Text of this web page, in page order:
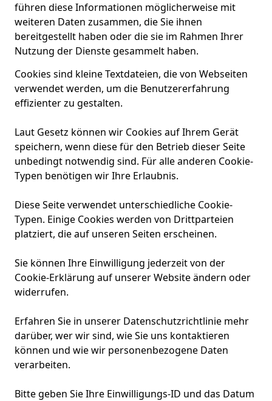
führen diese Informationen möglicherweise mit
weiteren Daten zusammen, die Sie ihnen
bereitgestellt haben oder die sie im Rahmen Ihrer
Nutzung der Dienste gesammelt haben.
Cookies sind kleine Textdateien, die von Webseiten
verwendet werden, um die Benutzererfahrung
effizienter zu gestalten.
Laut Gesetz können wir Cookies auf Ihrem Gerät
speichern, wenn diese für den Betrieb dieser Seite
unbedingt notwendig sind. Für alle anderen Cookie-
Typen benötigen wir Ihre Erlaubnis.
Diese Seite verwendet unterschiedliche Cookie-
Typen. Einige Cookies werden von Drittparteien
platziert, die auf unseren Seiten erscheinen.
Sie können Ihre Einwilligung jederzeit von der
Cookie-Erklärung auf unserer Website ändern oder
widerrufen.
Erfahren Sie in unserer Datenschutzrichtlinie mehr
darüber, wer wir sind, wie Sie uns kontaktieren
können und wie wir personenbezogene Daten
verarbeiten.
Bitte geben Sie Ihre Einwilligungs-ID und das Datum